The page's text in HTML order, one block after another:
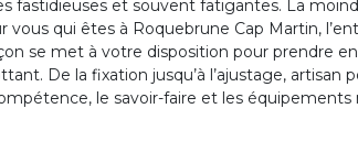
fastidieuses et souvent fatigantes. La
vous qui êtes à Roquebrune Cap Martin,
se met à votre disposition pour prendre
De la fixation jusqu’à l’ajustage, artisan
le savoir-faire et les équipements